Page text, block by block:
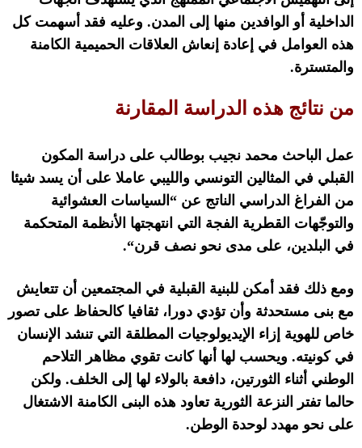
الداخلية أو الوافدين منها إلى المدن. وعليه فقد أسهمت كل
هذه العوامل في إعادة إنعاش العلاقات الحميمية الكامنة
والمتسترة.
من نتائج هذه الدراسة المقارنة
عمل الباحث محمد نجيب بوطالب على دراسة المكون
القبلي في المثالين التونسي والليبي عاملا على أن يسد شيئا
من الفراغ الدراسي الناتج عن “ السياسات العشوائية
والتوجّهات القطرية الفجة التي انتهجتها الأنظمة المتحكمة
في البلدين، على مدى نحو نصف قرن“.
ومع ذلك فقد أمكن للبنية القبلية في المجتمعين أن تتعايش
مع بنى مستحدثة وأن تؤدي دورا، ثقافيا كالحفاظ على تصور
خاص للهوية إزاء الإيديولوجيات المطلقة التي تنشد الإنسان
في كونيته. ويحسب لها أنها كانت تقوي مظاهر التلاحم
الوطني أثناء الثورتين، دافعة بالولاء لها إلى الخلف. ولكن
حالما تفتر النزعة الثورية تعاود هذه البنى الكامنة الاشتغال
على نحو مهدد لوحدة الوطن.